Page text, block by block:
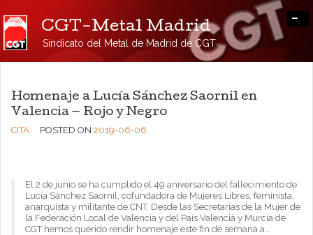
CGT-Metal Madrid
Sindicato del Metal de Madrid de CGT
-
Homenaje a Lucía Sánchez Saornil en
Valencia — Rojo y Negro
CITA POSTED ON 2019-06-06
El 2 de junio se ha cumplido el 49 aniversario del fallecimiento de
Lucía Sánchez Saornil, cofundadora de Mujeres Libres, feminista,
anarquista y militante de CNT. Desde las Secretarías de la Mujer de
la Federación Local de Valencia y del País Valencià y Murcia de
CGT hemos querido rendir homenaje este fin de semana a…